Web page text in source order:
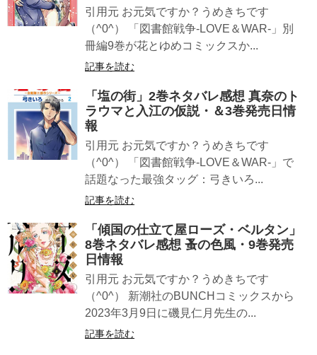
引用元 お元気ですか？うめきちです
（^0^） 「図書館戦争-LOVE＆WAR-」別
冊編9巻が花とゆめコミックスか...
記事を読む
「塩の街」2巻ネタバレ感想 真奈のト
ラウマと入江の仮説・＆3巻発売日情
報
引用元 お元気ですか？うめきちです
（^0^） 「図書館戦争-LOVE＆WAR-」で
話題なった最強タッグ：弓きいろ...
記事を読む
「傾国の仕立て屋ローズ・ベルタン」
8巻ネタバレ感想 蚤の色風・9巻発売
日情報
引用元 お元気ですか？うめきちです
（^0^） 新潮社のBUNCHコミックスから
2023年3月9日に磯見仁月先生の...
記事を読む